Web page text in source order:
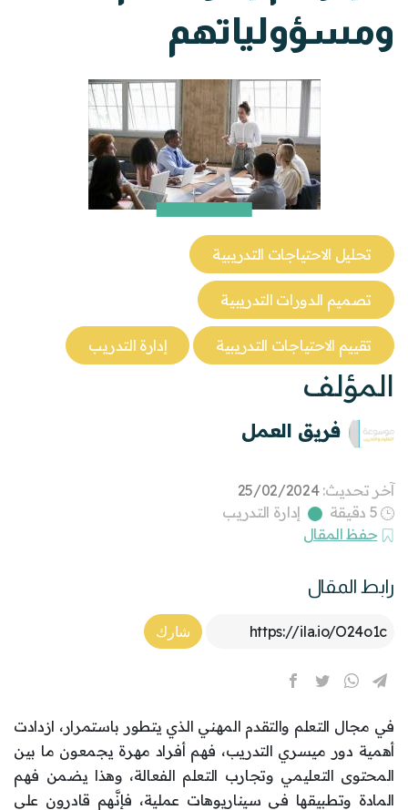
ومسؤولياتهم
تحليل الاحتياجات التدريبية
تصميم الدورات التدريبية
تقييم الاحتياجات التدريبية إدارة التدريب
المؤلف
فريق العمل
آخر تحديث:25/02/2024
5 دقيقة
إدارة التدريب
حفظ المقال
رابط المقال
Article Link
شارك
في مجال التعلم والتقدم المهني الذي يتطور باستمرار، ازدادت
أهمية دور ميسري التدريب، فهم أفراد مهرة يجمعون ما بين
المحتوى التعليمي وتجارب التعلم الفعالة، وهذا يضمن فهم
المادة وتطبيقها في سيناريوهات عملية، فإنَّهم قادرون على